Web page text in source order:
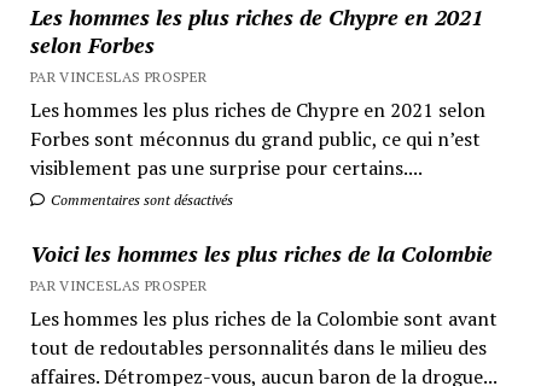
Les hommes les plus riches de Chypre en 2021
selon Forbes
PAR VINCESLAS PROSPER
Les hommes les plus riches de Chypre en 2021 selon
Forbes sont méconnus du grand public, ce qui n’est
visiblement pas une surprise pour certains....
Commentaires sont désactivés
Voici les hommes les plus riches de la Colombie
PAR VINCESLAS PROSPER
Les hommes les plus riches de la Colombie sont avant
tout de redoutables personnalités dans le milieu des
affaires. Détrompez-vous, aucun baron de la drogue...